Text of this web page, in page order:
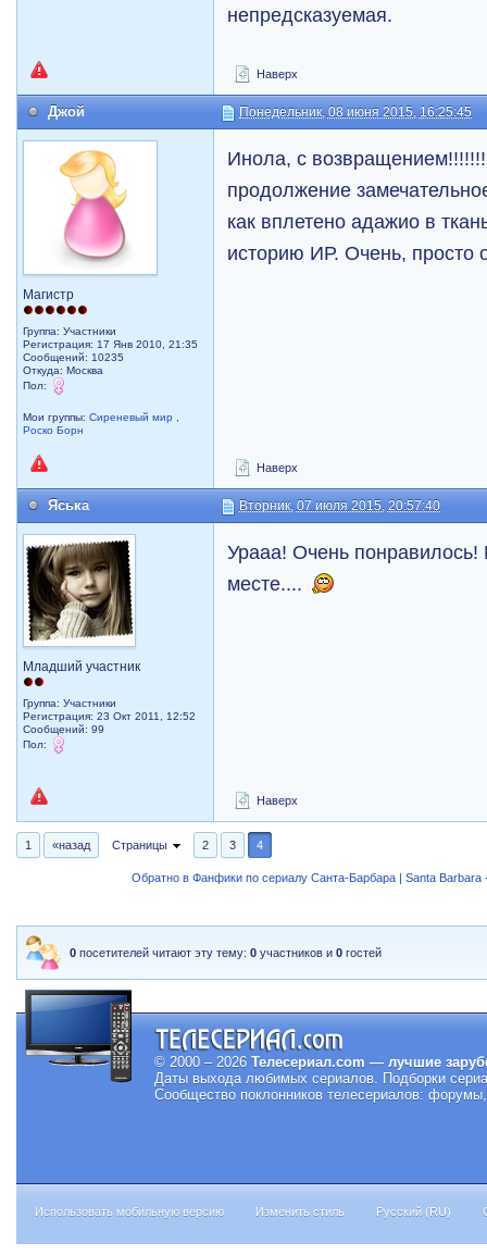
непредсказуемая.
Наверх
Джой Понедельник, 08 июня 2015, 16:25:45
Магистр
Группа: Участники
Регистрация: 17 Янв 2010, 21:35
Сообщений: 10235
Откуда: Москва
Пол:
Мои группы:Сиреневый мир
Роско Борн
Инола, с
продолжение
как вплетено адажио в
историю ИР. Очень, просто
Наверх
Яська Вторник, 07 июля 2015, 20:57:40
Младший участник
Группа: Участники
Регистрация: 23 Окт 2011, 12:52
Сообщений: 99
Пол:
Урааа! Очень
месте....
Наверх
1 «назад Страницы 2 3 4
Обратно в Фанфики по сериалу Санта-Барбара | Santa Barbara
0 посетителей читают эту тему:0 участников и0 гостей
© 2000 – 2026 Телесериал.com — лучшие
Даты выхода любимых сериалов. Подборки
Сообщество поклонников телесериалов:
Использовать мобильную версию Изменить стиль Русский (RU)